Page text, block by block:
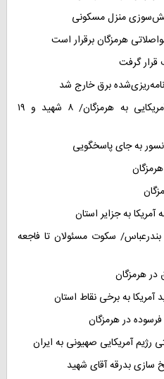
هرمزگان برقرار است
قرار گرفت
برق خارج شد
ادامه حملات نیروهای متجاوز آمریکایی به هرمزگان/ ۸ شهید و ۱۹
به جای پاسخگویی
به جزایر استان
سکوت مسئولان تا فاجعه
هرمزگان
آمریکا به برخی نقاط استان
آمریکایی صهیونی به ایران
سازی بدرقه آقای شهید